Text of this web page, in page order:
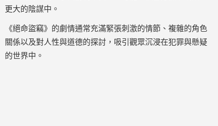
更大的陰謀中。
《絕命盜竊》的劇情通常充滿緊張刺激的情節、複雜的角色
關係以及對人性與道德的探討，吸引觀眾沉浸在犯罪與懸疑
的世界中。